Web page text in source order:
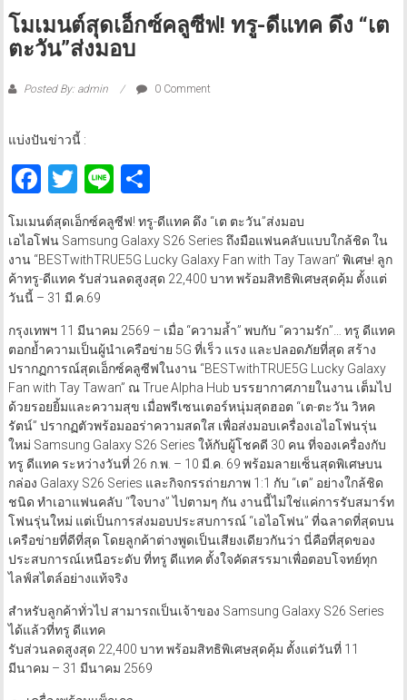
โมเมนต์สุดเอ็กซ์คลูซีฟ! ทรู-ดีแทค ดึง “เต
ตะวัน”ส่งมอบ
Posted By: admin 0 Comment
แบ่งปันข่าวนี้ :
Facebook
Twitter
LineShare
โมเมนต์สุดเอ็กซ์คลูซีฟ! ทรู-ดีแทค ดึง “เต ตะวัน”ส่งมอบ
เอไอโฟน Samsung Galaxy S26 Series ถึงมือแฟนคลับแบบใกล้ชิด ใน
งาน “BESTwithTRUE5G Lucky Galaxy Fan with Tay Tawan” พิเศษ! ลูก
ค้าทรู-ดีแทค รับส่วนลดสูงสุด 22,400 บาท พร้อมสิทธิพิเศษสุดคุ้ม ตั้งแต่
วันนี้ – 31 มี.ค.69
กรุงเทพฯ 11 มีนาคม 2569 – เมื่อ “ความล้ำ” พบกับ “ความรัก”… ทรู ดีแทค
ตอกย้ำความเป็นผู้นำเครือข่าย 5G ที่เร็ว แรง และปลอดภัยที่สุด สร้าง
ปรากฏการณ์สุดเอ็กซ์คลูซีฟในงาน “BESTwithTRUE5G Lucky Galaxy
Fan with Tay Tawan” ณ True Alpha Hub บรรยากาศภายในงาน เต็มไป
ด้วยรอยยิ้มและความสุข เมื่อพรีเซนเตอร์หนุ่มสุดฮอต “เต-ตะวัน วิหค
รัตน์” ปรากฏตัวพร้อมออร่าความสดใส เพื่อส่งมอบเครื่องเอไอโฟนรุ่น
ใหม่ Samsung Galaxy S26 Series ให้กับผู้โชคดี 30 คน ที่จองเครื่องกับ
ทรู ดีแทค ระหว่างวันที่ 26 ก.พ. – 10 มี.ค. 69 พร้อมลายเซ็นสุดพิเศษบน
กล่อง Galaxy S26 Series และกิจกรรถ่ายภาพ 1:1 กับ “เต” อย่างใกล้ชิด
ชนิด ทำเอาแฟนคลับ “ใจบาง” ไปตามๆ กัน งานนี้ไม่ใช่แค่การรับสมาร์ท
โฟนรุ่นใหม่ แต่เป็นการส่งมอบประสบการณ์ “เอไอโฟน” ที่ฉลาดที่สุดบน
เครือข่ายที่ดีที่สุด โดยลูกค้าต่างพูดเป็นเสียงเดียวกันว่า นี่คือที่สุดของ
ประสบการณ์เหนือระดับ ที่ทรู ดีแทค ตั้งใจคัดสรรมาเพื่อตอบโจทย์ทุก
ไลฟ์สไตล์อย่างแท้จริง
สำหรับลูกค้าทั่วไป สามารถเป็นเจ้าของ Samsung Galaxy S26 Series
ได้แล้วที่ทรู ดีแทค
รับส่วนลดสูงสุด 22,400 บาท พร้อมสิทธิพิเศษสุดคุ้ม ตั้งแต่วันที่ 11
มีนาคม – 31 มีนาคม 2569